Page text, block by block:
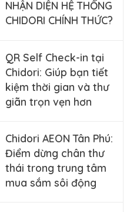
NHẬN DIỆN HỆ THỐNG
CHIDORI CHÍNH THỨC?
QR Self Check-in tại
Chidori: Giúp bạn tiết
kiệm thời gian và thư
giãn trọn vẹn hơn
Chidori AEON Tân Phú:
Điểm dừng chân thư
thái trong trung tâm
mua sắm sôi động